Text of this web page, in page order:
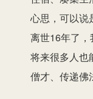
心思，可以说
离世16年了
将来很多人也
僧才、传递佛